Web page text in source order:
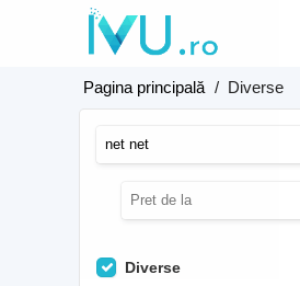
Pagina principală / Diverse
Diverse